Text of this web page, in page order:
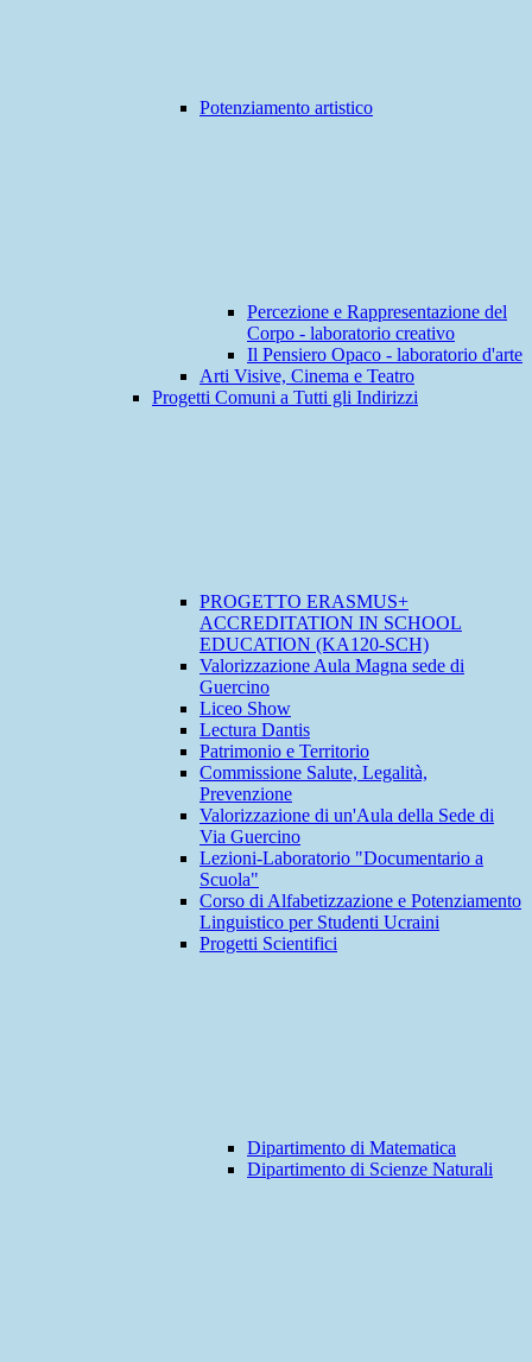
Potenziamento artistico
Percezione e Rappresentazione del
Corpo - laboratorio creativo
Il Pensiero Opaco - laboratorio d'arte
Arti Visive, Cinema e Teatro
Progetti Comuni a Tutti gli Indirizzi
PROGETTO ERASMUS+
ACCREDITATION IN SCHOOL
EDUCATION (KA120-SCH)
Valorizzazione Aula Magna sede di
Guercino
Liceo Show
Lectura Dantis
Patrimonio e Territorio
Commissione Salute, Legalità,
Prevenzione
Valorizzazione di un'Aula della Sede di
Via Guercino
Lezioni-Laboratorio "Documentario a
Scuola"
Corso di Alfabetizzazione e Potenziamento
Linguistico per Studenti Ucraini
Progetti Scientifici
Dipartimento di Matematica
Dipartimento di Scienze Naturali